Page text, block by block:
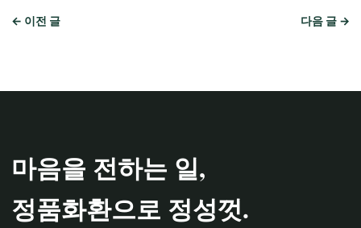
← 이전 글 다음 글 →
마음을 전하는 일,
정품화환으로 정성껏.